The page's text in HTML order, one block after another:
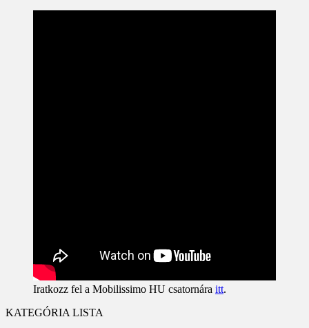
Iratkozz fel a Mobilissimo HU csatornára itt.
KATEGÓRIA LISTA